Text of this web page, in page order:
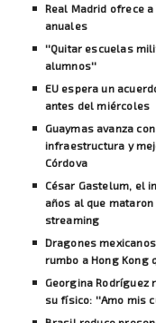
Real Madrid ofrece
anuales
''Quitar escuelas
alumnos''
EU espera un
antes del miércoles
Guaymas avanza
infraestructura y
Córdova
César Gastelum, el
años al que
streaming
Dragones
rumbo a Hong
Georgina Rodríguez
su físico: ''Amo mis